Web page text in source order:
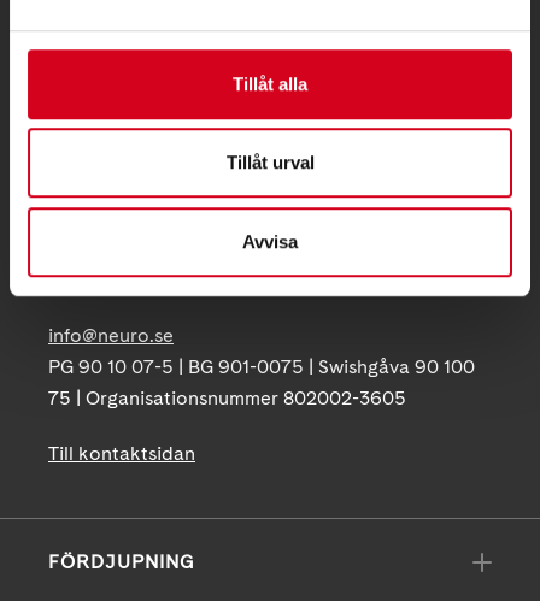
Tillåt alla
Tillåt urval
Avvisa
Ågatan 12 C, 172 62 Sundbyberg
Postadress:
171 04 Solna
info@neuro.se
PG 90 10 07-5 | BG 901-0075 | Swishgåva 90 100
75 | Organisationsnummer 802002-3605
Till kontaktsidan
FÖRDJUPNING